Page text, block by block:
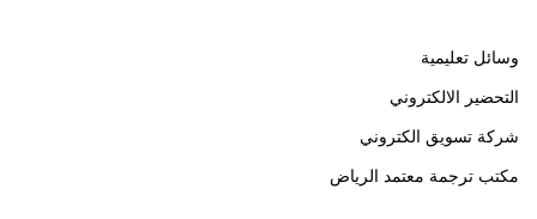
وسائل تعليمية
التحضير الالكتروني
شركة تسويق الكتروني
مكتب ترجمة معتمد الرياض